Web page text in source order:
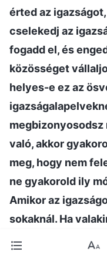
érted az
cselekedj az
fogadd el, és
közösséget
helyes-e ez az
megbizonyosodsz
való, akkor
meg, hogy nem
ne gyakorold ily
Amikor az
sokaknál. Ha
hallgasd meg, és